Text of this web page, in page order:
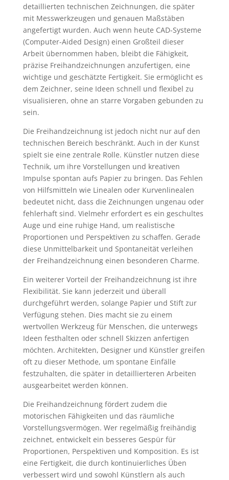
detaillierten technischen Zeichnungen, die später
mit Messwerkzeugen und genauen Maßstäben
angefertigt wurden. Auch wenn heute CAD-Systeme
(Computer-Aided Design) einen Großteil dieser
Arbeit übernommen haben, bleibt die Fähigkeit,
präzise Freihandzeichnungen anzufertigen, eine
wichtige und geschätzte Fertigkeit. Sie ermöglicht es
dem Zeichner, seine Ideen schnell und flexibel zu
visualisieren, ohne an starre Vorgaben gebunden zu
sein.
Die Freihandzeichnung ist jedoch nicht nur auf den
technischen Bereich beschränkt. Auch in der Kunst
spielt sie eine zentrale Rolle. Künstler nutzen diese
Technik, um ihre Vorstellungen und kreativen
Impulse spontan aufs Papier zu bringen. Das Fehlen
von Hilfsmitteln wie Linealen oder Kurvenlinealen
bedeutet nicht, dass die Zeichnungen ungenau oder
fehlerhaft sind. Vielmehr erfordert es ein geschultes
Auge und eine ruhige Hand, um realistische
Proportionen und Perspektiven zu schaffen. Gerade
diese Unmittelbarkeit und Spontaneität verleihen
der Freihandzeichnung einen besonderen Charme.
Ein weiterer Vorteil der Freihandzeichnung ist ihre
Flexibilität. Sie kann jederzeit und überall
durchgeführt werden, solange Papier und Stift zur
Verfügung stehen. Dies macht sie zu einem
wertvollen Werkzeug für Menschen, die unterwegs
Ideen festhalten oder schnell Skizzen anfertigen
möchten. Architekten, Designer und Künstler greifen
oft zu dieser Methode, um spontane Einfälle
festzuhalten, die später in detaillierteren Arbeiten
ausgearbeitet werden können.
Die Freihandzeichnung fördert zudem die
motorischen Fähigkeiten und das räumliche
Vorstellungsvermögen. Wer regelmäßig freihändig
zeichnet, entwickelt ein besseres Gespür für
Proportionen, Perspektiven und Komposition. Es ist
eine Fertigkeit, die durch kontinuierliches Üben
verbessert wird und sowohl Künstlern als auch